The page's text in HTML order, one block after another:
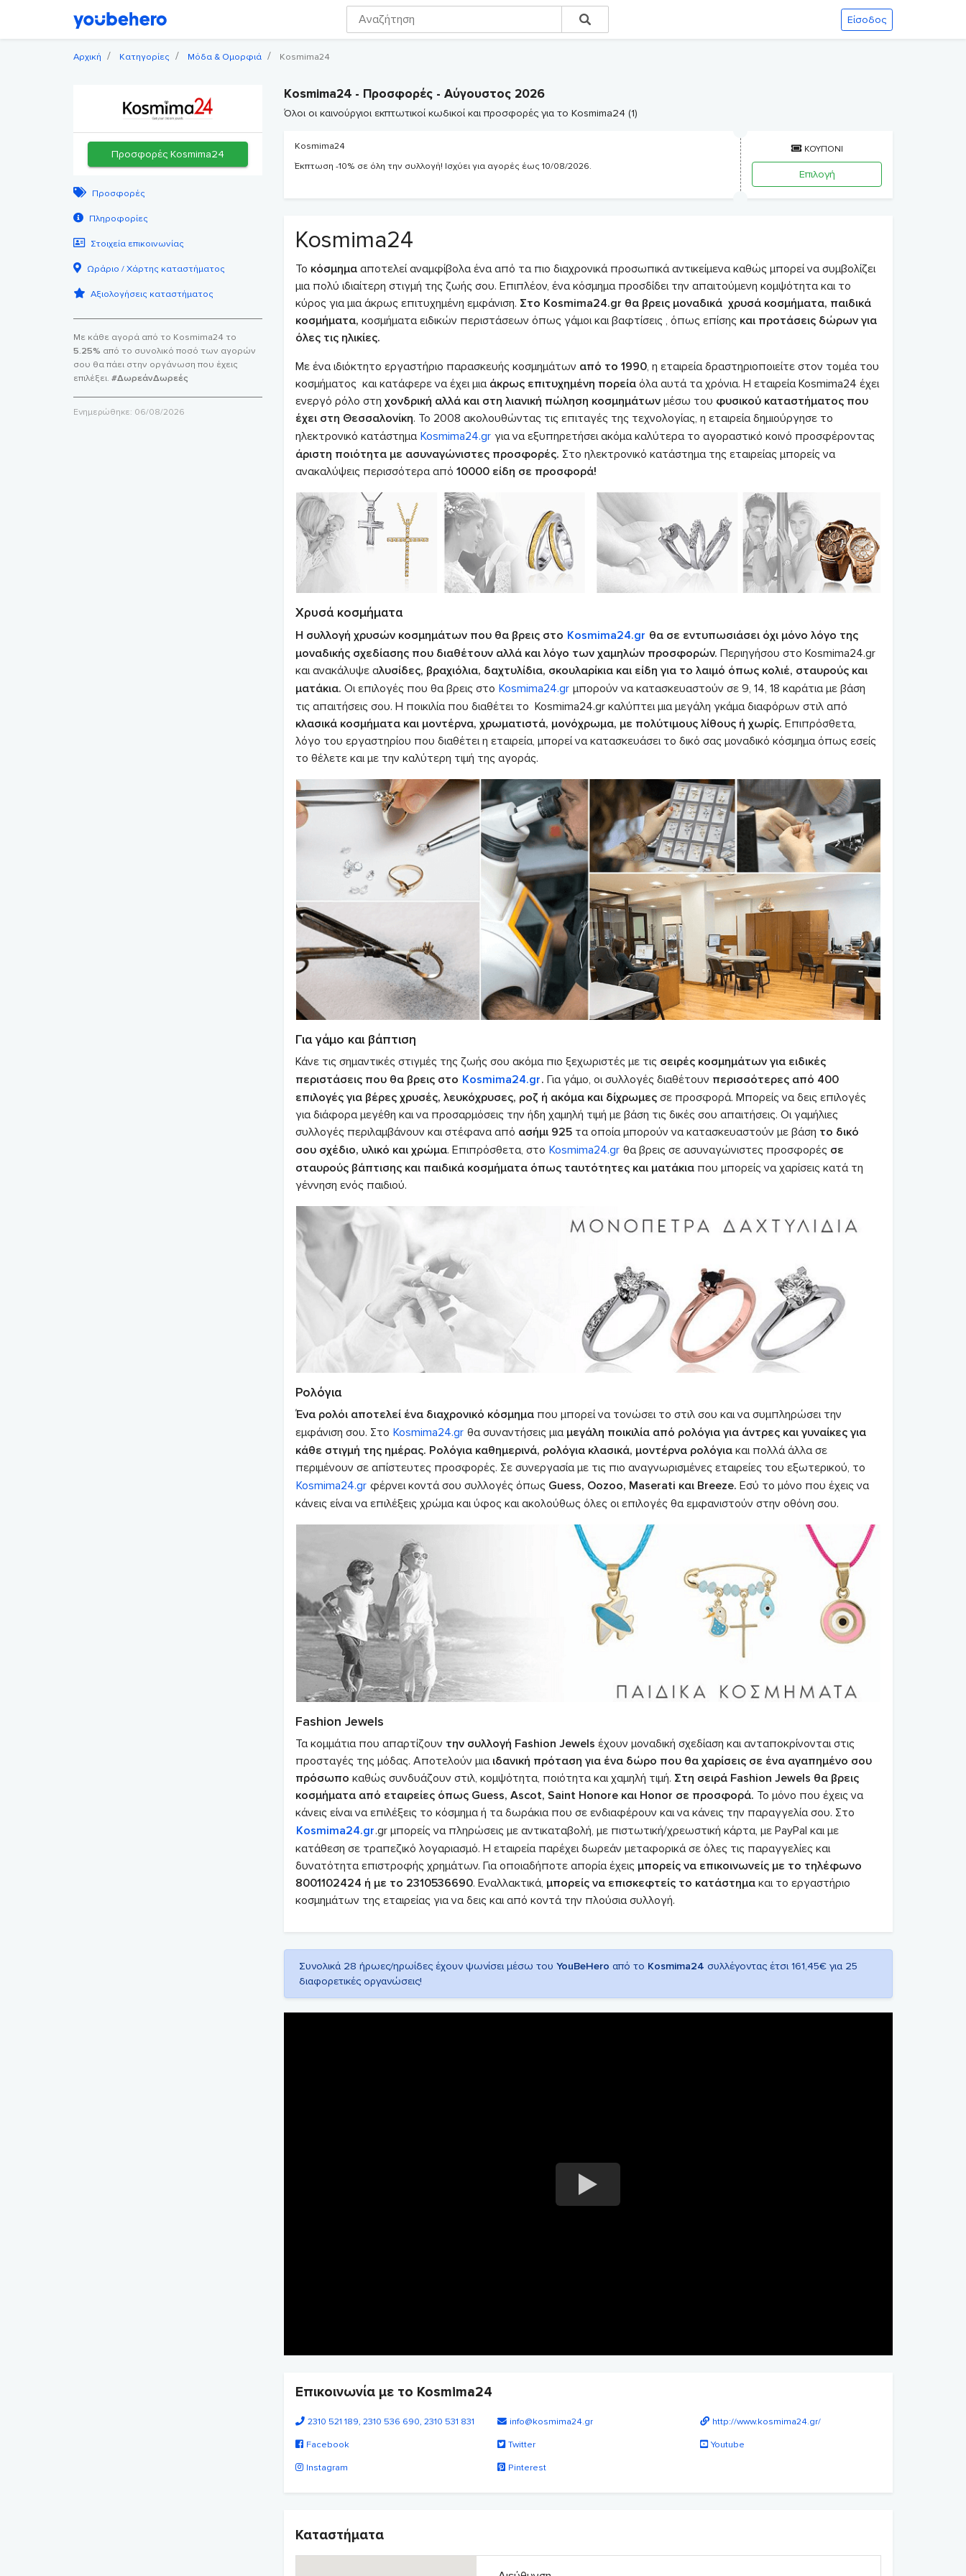
Είσοδος
Αρχική Κατηγορίες Μόδα & Ομορφιά Kosmima24
Προσφορές Kosmima24
Προσφορές
Πληροφορίες
Στοιχεία επικοινωνίας
Ωράριο / Χάρτης καταστήματος
Αξιολογήσεις καταστήματος
Με κάθε αγορά από το Kosmima24 το
5.25% από το συνολικό ποσό των αγορών
σου θα πάει στην οργάνωση που έχεις
επιλέξει. #ΔωρεάνΔωρεές
Ενημερώθηκε: 06/08/2026
Kosmima24 - Προσφορές - Αύγουστος 2026
Όλοι οι καινούργιοι εκπτωτικοί κωδικοί και προσφορές για το Kosmima24 (1)
Kosmima24
Έκπτωση -10% σε όλη την συλλογή! Ισχύει για αγορές έως 10/08/2026.
ΚΟΥΠΟΝΙ
Επιλογή
Kosmima24
Το κόσμημααποτελεί αναμφίβολα ένα από τα πιο διαχρονικά προσωπικά αντικείμενα καθώς μπορεί να συμβολίζει
μια πολύ ιδιαίτερη στιγμή της ζωής σου. Επιπλέον, ένα κόσμημα προσδίδει την απαιτούμενη κομψότητα και το
κύρος για μια άκρως επιτυχημένη εμφάνιση. Στο Kosmima24.gr θα βρεις μοναδικά χρυσά κοσμήματα, παιδικά
κοσμήματα, κοσμήματα ειδικών περιστάσεων όπως γάμοι και βαφτίσεις , όπως επίσης και προτάσεις δώρων για
όλες τις ηλικίες.
Με ένα ιδιόκτητο εργαστήριο παρασκευής κοσμημάτων από το 1990, η εταιρεία δραστηριοποιείτε στον τομέα του
κοσμήματος και κατάφερε να έχει μια άκρως επιτυχημένη πορείαόλα αυτά τα χρόνια. Η εταιρεία Kosmima24 έχει
ενεργό ρόλο στη χονδρική αλλά και στη λιανική πώληση κοσμημάτωνμέσω του φυσικού καταστήματος που
έχει στη Θεσσαλονίκη. Το 2008 ακολουθώντας τις επιταγές της τεχνολογίας, η εταιρεία δημιούργησε το
ηλεκτρονικό κατάστημα Kosmima24.gr για να εξυπηρετήσει ακόμα καλύτερα το αγοραστικό κοινό προσφέροντας
άριστη ποιότητα με ασυναγώνιστες προσφορές. Στο ηλεκτρονικό κατάστημα της εταιρείας μπορείς να
ανακαλύψεις περισσότερα από 10000 είδη σε προσφορά!
Χρυσά κοσμήματα
Η συλλογή χρυσών κοσμημάτων που θα βρεις στο Kosmima24.gr θα σε εντυπωσιάσει όχι μόνο λόγο της
μοναδικής σχεδίασης που διαθέτουν αλλά και λόγο των χαμηλών προσφορών. Περιηγήσου στο Kosmima24.gr
και ανακάλυψε αλυσίδες, βραχιόλια, δαχτυλίδια, σκουλαρίκια και είδη για το λαιμό όπως κολιέ, σταυρούς και
ματάκια. Οι επιλογές που θα βρεις στο Kosmima24.gr μπορούν να κατασκευαστούν σε 9, 14, 18 καράτια με βάση
τις απαιτήσεις σου. Η ποικιλία που διαθέτει το Kosmima24.gr καλύπτει μια μεγάλη γκάμα διαφόρων στιλ από
κλασικά κοσμήματα και μοντέρνα, χρωματιστά, μονόχρωμα, με πολύτιμους λίθους ή χωρίς. Επιπρόσθετα,
λόγο του εργαστηρίου που διαθέτει η εταιρεία, μπορεί να κατασκευάσει το δικό σας μοναδικό κόσμημα όπως εσείς
το θέλετε και με την καλύτερη τιμή της αγοράς.
Για γάμο και βάπτιση
Κάνε τις σημαντικές στιγμές της ζωής σου ακόμα πιο ξεχωριστές με τις σειρές κοσμημάτων για ειδικές
περιστάσεις που θα βρεις στο Kosmima24.gr. Για γάμο, οι συλλογές διαθέτουν περισσότερες από 400
επιλογές για βέρες χρυσές, λευκόχρυσες, ροζ ή ακόμα και δίχρωμεςσε προσφορά. Μπορείς να δεις επιλογές
για διάφορα μεγέθη και να προσαρμόσεις την ήδη χαμηλή τιμή με βάση τις δικές σου απαιτήσεις. Οι γαμήλιες
συλλογές περιλαμβάνουν και στέφανα από ασήμι 925τα οποία μπορούν να κατασκευαστούν με βάση το δικό
σου σχέδιο, υλικό και χρώμα. Επιπρόσθετα, στο Kosmima24.gr θα βρεις σε ασυναγώνιστες προσφορές σε
σταυρούς βάπτισης και παιδικά κοσμήματα όπως ταυτότητες και ματάκιαπου μπορείς να χαρίσεις κατά τη
γέννηση ενός παιδιού.
Ρολόγια
Ένα ρολόι αποτελεί ένα διαχρονικό κόσμημαπου μπορεί να τονώσει το στιλ σου και να συμπληρώσει την
εμφάνιση σου. Στο Kosmima24.gr θα συναντήσεις μια μεγάλη ποικιλία από ρολόγια για άντρες και γυναίκες για
κάθε στιγμή της ημέρας. Ρολόγια καθημερινά, ρολόγια κλασικά, μοντέρνα ρολόγιακαι πολλά άλλα σε
περιμένουν σε απίστευτες προσφορές. Σε συνεργασία με τις πιο αναγνωρισμένες εταιρείες του εξωτερικού, το
Kosmima24.gr φέρνει κοντά σου συλλογές όπως Guess, Oozoo, Maserati και Breeze. Εσύ το μόνο που έχεις να
κάνεις είναι να επιλέξεις χρώμα και ύφος και ακολούθως όλες οι επιλογές θα εμφανιστούν στην οθόνη σου.
Fashion Jewels
Τα κομμάτια που απαρτίζουν την συλλογή Fashion Jewels έχουν μοναδική σχεδίαση και ανταποκρίνονται στις
προσταγές της μόδας. Αποτελούν μια ιδανική πρόταση για ένα δώρο που θα χαρίσεις σε ένα αγαπημένο σου
πρόσωπο καθώς συνδυάζουν στιλ, κομψότητα, ποιότητα και χαμηλή τιμή. Στη σειρά Fashion Jewels θα βρεις
κοσμήματα από εταιρείες όπως Guess, Ascot, Saint Honore και Honor σε προσφορά. Το μόνο που έχεις να
κάνεις είναι να επιλέξεις το κόσμημα ή τα δωράκια που σε ενδιαφέρουν και να κάνεις την παραγγελία σου. Στο
Kosmima24.gr.gr μπορείς να πληρώσεις με αντικαταβολή, με πιστωτική/χρεωστική κάρτα, με PayPal και με
κατάθεση σε τραπεζικό λογαριασμό. Η εταιρεία παρέχει δωρεάν μεταφορικά σε όλες τις παραγγελίες και
δυνατότητα επιστροφής χρημάτων. Για οποιαδήποτε απορία έχεις μπορείς να επικοινωνείς με το τηλέφωνο
8001102424 ή με το 2310536690. Εναλλακτικά, μπορείς να επισκεφτείς το κατάστημακαι το εργαστήριο
κοσμημάτων της εταιρείας για να δεις και από κοντά την πλούσια συλλογή.
Συνολικά 28 ήρωες/ηρωίδες έχουν ψωνίσει μέσω του YouBeHero από το Kosmima24 συλλέγοντας έτσι 161,45€ για 25
διαφορετικές οργανώσεις!
Επικοινωνία με το Kosmima24
2310 521 189, 2310 536 690, 2310 531 831 info@kosmima24.gr
http://www.kosmima24.gr/
Facebook
Twitter
Youtube
Instagram
Pinterest
Καταστήματα